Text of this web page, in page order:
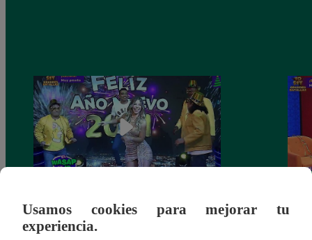
Josimar armó una tremenda fiesta de año
nuevo en El Wasap de JB
Usamos cookies para mejorar tu
experiencia.